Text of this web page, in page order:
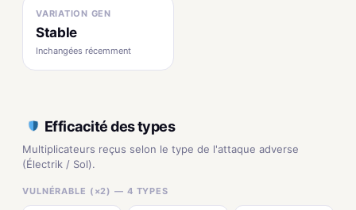
VARIATION GEN
Stable
Inchangées récemment
Efficacité des types
Multiplicateurs reçus selon le type de l'attaque adverse
(Électrik / Sol).
VULNÉRABLE (×2) — 4 TYPES